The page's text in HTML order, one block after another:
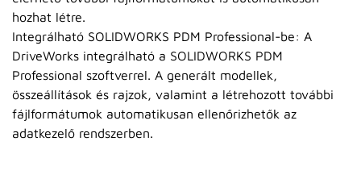
hozhat létre.
Integrálható SOLIDWORKS PDM Professional-be: A
DriveWorks integrálható a SOLIDWORKS PDM
Professional szoftverrel. A generált modellek,
összeállítások és rajzok, valamint a létrehozott további
fájlformátumok automatikusan ellenőrizhetők az
adatkezelő rendszerben.